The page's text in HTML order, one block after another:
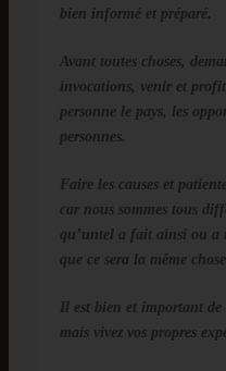
bien informé et préparé.
Avant toutes choses,
invocations, venir et
personne le pays, les
personnes.
Faire les causes et
car nous sommes tous
qu’untel a fait ainsi ou a
que ce sera la même
Il est bien et important de
mais vivez vos propres